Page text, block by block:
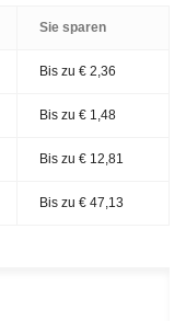
Sie sparen
Bis zu € 2,36
Bis zu € 1,48
Bis zu € 12,81
Bis zu € 47,13